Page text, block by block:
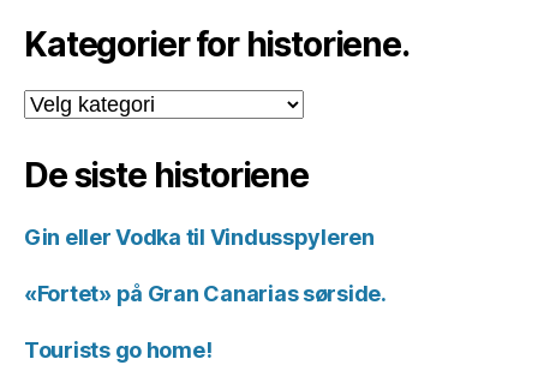
Kategorier for historiene.
Kategorier
for
De siste historiene
Gin eller Vodka til Vindusspyleren
«Fortet» på Gran Canarias sørside.
Tourists go home!